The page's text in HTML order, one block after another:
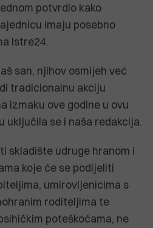
potvrdio kako
imaju posebno
Istre24.
san, njihov osmijeh već
tradicionalnu akciju
izmaku ove godine u ovu
uključila se i naša redakcija.
skladište udruge hranom i
koje će se podijeliti
umirovljenicima s
roditeljima te
poteškoćama, ne